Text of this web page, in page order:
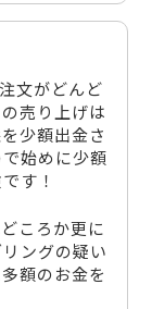
文がどんど
売り上げは
少額出金さ
始めに少額
す！
ころか更に
ングの疑い
額のお金を